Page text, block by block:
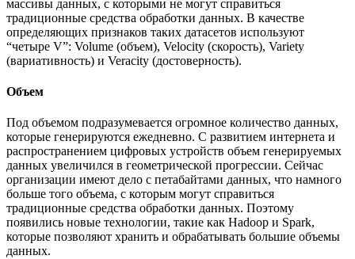
массивы данных, с которыми не могут справиться
традиционные средства обработки данных. В качестве
определяющих признаков таких датасетов используют
“четыре V”: Volume (объем), Velocity (скорость), Variety
(вариативность) и Veracity (достоверность).
Объем
Под объемом подразумевается огромное количество данных,
которые генерируются ежедневно. С развитием интернета и
распространением цифровых устройств объем генерируемых
данных увеличился в геометрической прогрессии. Сейчас
организации имеют дело с петабайтами данных, что намного
больше того объема, с которым могут справиться
традиционные средства обработки данных. Поэтому
появились новые технологии, такие как Hadoop и Spark,
которые позволяют хранить и обрабатывать большие объемы
данных.